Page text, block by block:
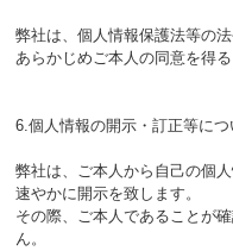
弊社は、個人情報保護法等の
あらかじめご本人の同意を得
6.個人情報の開示・訂正等につ
弊社は、ご本人から自己の個
速やかに開示を致します。
その際、ご本人であることが
ん。